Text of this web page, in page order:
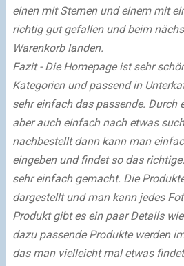
einen mit Sternen und einem mit
richtig gut gefallen und beim
Warenkorb landen.
Fazit - Die Homepage ist sehr
Kategorien und passend in
sehr einfach das passende. Durch
aber auch einfach nach etwas
nachbestellt dann kann man
eingeben und findet so das
sehr einfach gemacht. Die
dargestellt und man kann jedes
Produkt gibt es ein paar Details
dazu passende Produkte werden
das man vielleicht mal etwas